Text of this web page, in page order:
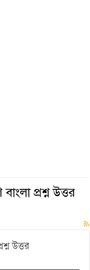
বাংলা প্রশ্ন উত্তর
উত্তর